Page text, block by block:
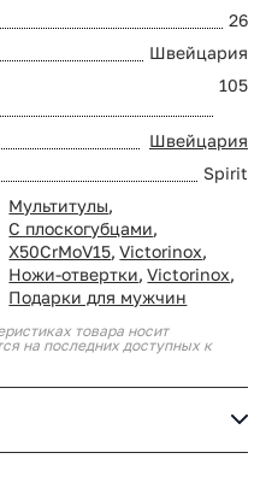
26
Швейцария
105
Швейцария
Spirit
Мультитулы,
С плоскогубцами,
Х50CrMoV15, Victorinox,
Ножи-отвертки, Victorinox,
Подарки для мужчин
товара носит
на последних доступных к